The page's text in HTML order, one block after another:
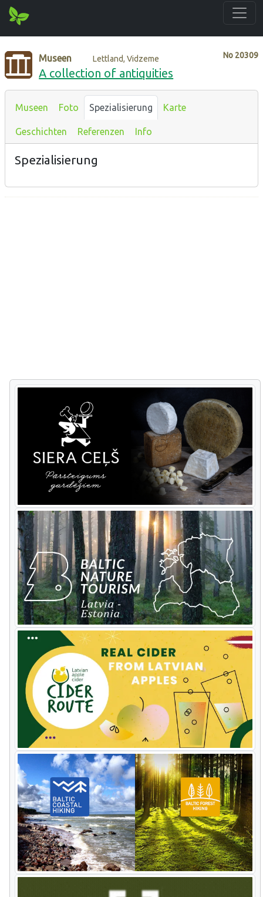
No 20309
Museen Lettland, Vidzeme
A collection of antiquities
Museen Foto Spezialisierung Karte
Geschichten Referenzen Info
Spezialisierung